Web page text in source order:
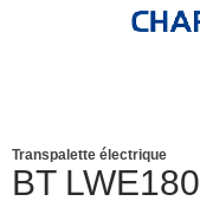
BT LWE180
Transpalette électrique